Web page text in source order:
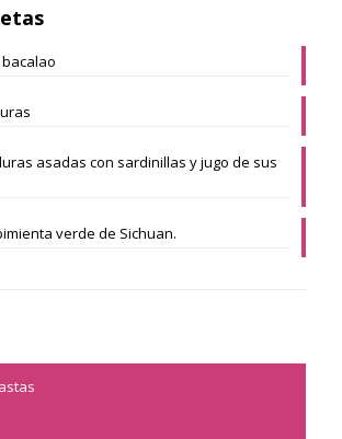
asadas con sardinillas y jugo de sus
verde de Sichuan.